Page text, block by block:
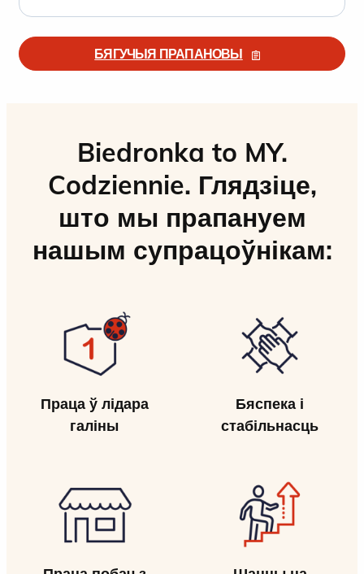
БЯГУЧЫЯ ПРАПАНОВЫ
Biedronka to MY.
Codziennie. Глядзіце,
што мы прапануем
нашым супрацоўнікам:
Праца ў лідара
галіны
Бяспека і
стабільнасць